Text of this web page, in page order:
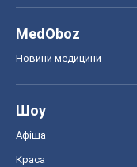
MedOboz
Новини медицини
Шоу
Афіша
Краса